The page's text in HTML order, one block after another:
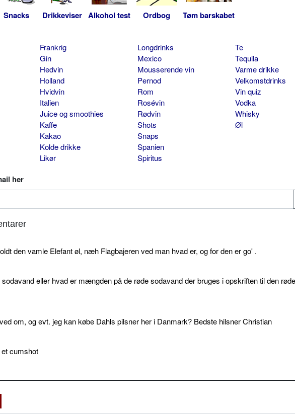
Snacks Drikkeviser Alkohol test Ordbog Tøm barskabet
Frankrig
Gin
Hedvin
Holland
Hvidvin
Italien
Juice og smoothies
Kaffe
Kakao
Kolde drikke
Likør
Longdrinks
Mexico
Mousserende vin
Pernod
Rom
Rosévin
Rødvin
Shots
Snaps
Spanien
Spiritus
Te
Tequila
Varme drikke
Velkomstdrinks
Vin quiz
Vodka
Whisky
Øl
her
den vamle Elefant øl, næh Flagbajeren ved man hvad er, og for den er go' .
eller hvad er mængden på de røde sodavand der bruges i opskriften til den
om, og evt. jeg kan købe Dahls pilsner her i Danmark? Bedste hilsner Christian
cumshot